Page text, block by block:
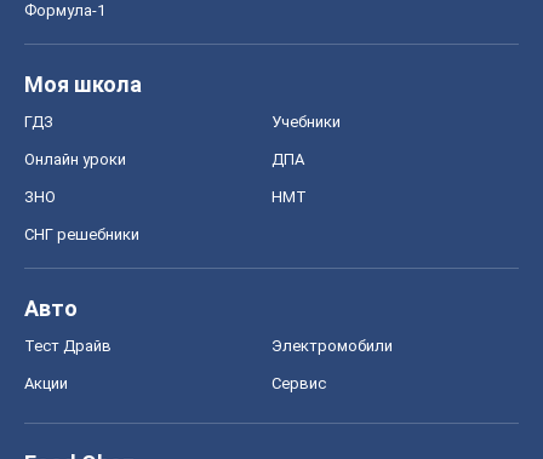
Формула-1
Моя школа
ГДЗ Учебники
Онлайн уроки ДПА
ЗНО НМТ
СНГ решебники
Авто
Тест Драйв Электромобили
Акции Сервис